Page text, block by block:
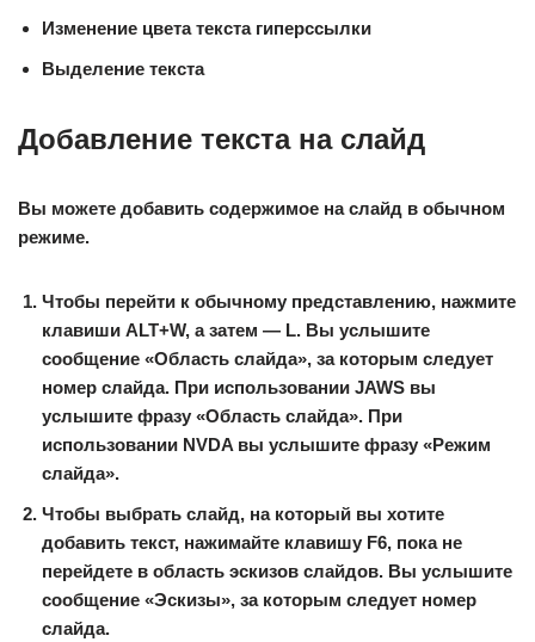
Изменение цвета текста гиперссылки
Выделение текста
Добавление текста на слайд
Вы можете добавить содержимое на слайд в обычном
режиме.
Чтобы перейти к обычному представлению, нажмите
клавиши ALT+W, а затем — L. Вы услышите
сообщение «Область слайда», за которым следует
номер слайда. При использовании JAWS вы
услышите фразу «Область слайда». При
использовании NVDA вы услышите фразу «Режим
слайда».
Чтобы выбрать слайд, на который вы хотите
добавить текст, нажимайте клавишу F6, пока не
перейдете в область эскизов слайдов. Вы услышите
сообщение «Эскизы», за которым следует номер
слайда.